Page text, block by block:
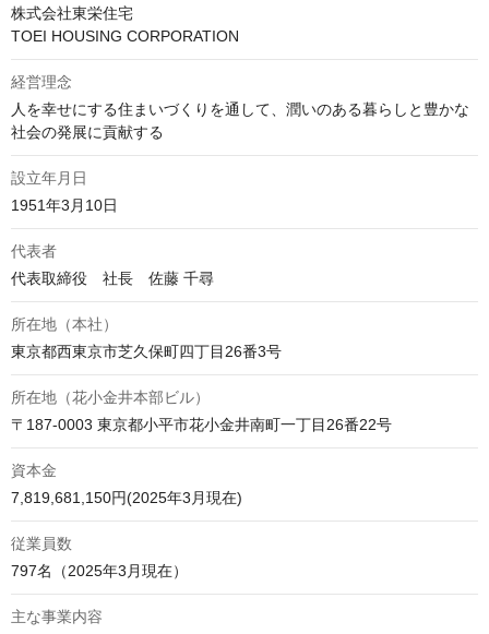
株式会社東栄住宅
TOEI HOUSING CORPORATION
経営理念
人を幸せにする住まいづくりを通して、潤いのある暮らしと豊かな
社会の発展に貢献する
設立年月日
1951年3月10日
代表者
代表取締役　社長　佐藤 千尋
所在地（本社）
東京都西東京市芝久保町四丁目26番3号
所在地（花小金井本部ビル）
〒187-0003 東京都小平市花小金井南町一丁目26番22号
資本金
7,819,681,150円(2025年3月現在)
従業員数
797名（2025年3月現在）
主な事業内容